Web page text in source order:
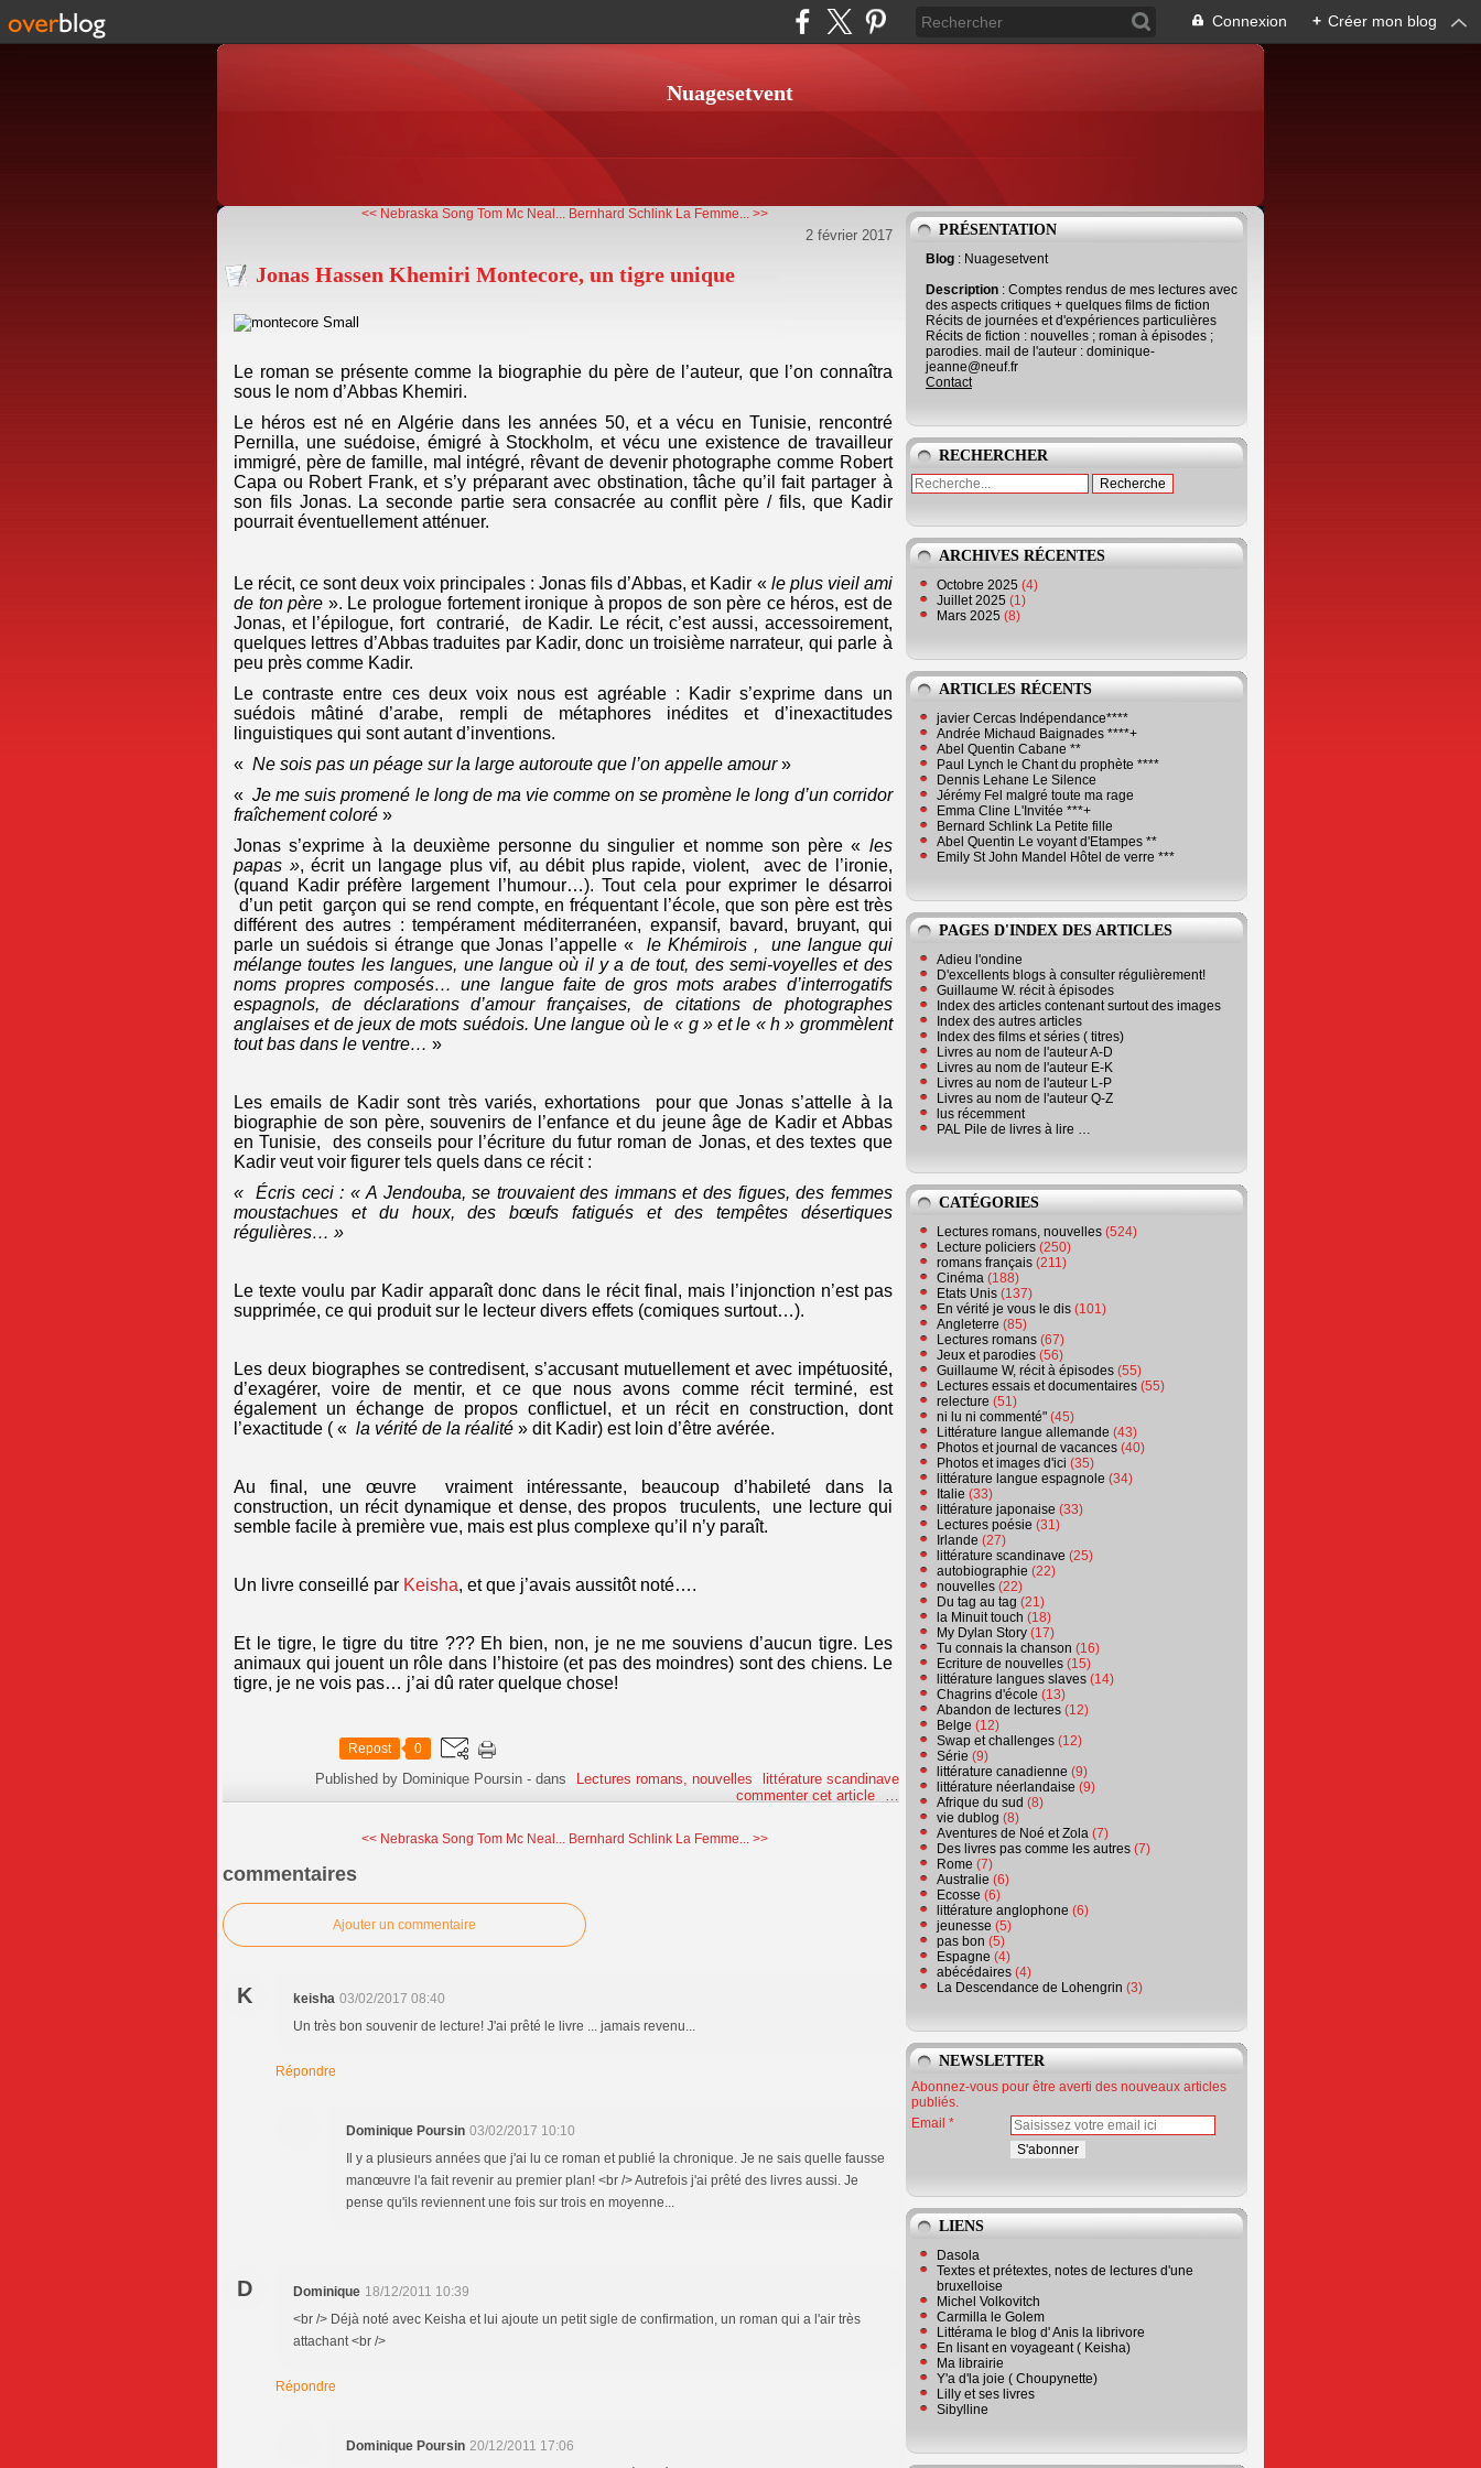
Connexion + Créer mon blog
Nuagesetvent
<< Nebraska Song Tom Mc Neal... Bernhard Schlink La Femme... >>
2 février 2017
Jonas Hassen Khemiri Montecore, un tigre unique
Le roman se présente comme la biographie du père de l’auteur, que l’on connaîtra
sous le nom d’Abbas Khemiri.
Le héros est né en Algérie dans les années 50, et a vécu en Tunisie, rencontré
Pernilla, une suédoise, émigré à Stockholm, et vécu une existence de travailleur
immigré, père de famille, mal intégré, rêvant de devenir photographe comme Robert
Capa ou Robert Frank, et s’y préparant avec obstination, tâche qu’il fait partager à
son fils Jonas. La seconde partie sera consacrée au conflit père / fils, que Kadir
pourrait éventuellement atténuer.
Le récit, ce sont deux voix principales : Jonas fils d’Abbas, et Kadir « le plus vieil ami
de ton père ». Le prologue fortement ironique à propos de son père ce héros, est de
Jonas, et l’épilogue, fort contrarié, de Kadir. Le récit, c’est aussi, accessoirement,
quelques lettres d’Abbas traduites par Kadir, donc un troisième narrateur, qui parle à
peu près comme Kadir.
Le contraste entre ces deux voix nous est agréable : Kadir s’exprime dans un
suédois mâtiné d’arabe, rempli de métaphores inédites et d’inexactitudes
linguistiques qui sont autant d’inventions.
« Ne sois pas un péage sur la large autoroute que l’on appelle amour»
«Je me suis promené le long de ma vie comme on se promène le long d’un corridor
fraîchement coloré »
Jonas s’exprime à la deuxième personne du singulier et nomme son père « les
papas », écrit un langage plus vif, au débit plus rapide, violent, avec de l’ironie,
(quand Kadir préfère largement l’humour…). Tout cela pour exprimer le désarroi
d’un petit garçon qui se rend compte, en fréquentant l’école, que son père est très
différent des autres : tempérament méditerranéen, expansif, bavard, bruyant, qui
parle un suédois si étrange que Jonas l’appelle «le Khémirois , une langue qui
mélange toutes les langues, une langue où il y a de tout, des semi-voyelles et des
noms propres composés… une langue faite de gros mots arabes d’interrogatifs
espagnols, de déclarations d’amour françaises, de citations de photographes
anglaises et de jeux de mots suédois. Une langue où le « g » et le « h » grommèlent
tout bas dans le ventre… »
Les emails de Kadir sont très variés, exhortations pour que Jonas s’attelle à la
biographie de son père, souvenirs de l’enfance et du jeune âge de Kadir et Abbas
en Tunisie, des conseils pour l’écriture du futur roman de Jonas, et des textes que
Kadir veut voir figurer tels quels dans ce récit :
« Écris ceci : « A Jendouba, se trouvaient des immans et des figues, des femmes
moustachues et du houx, des bœufs fatigués et des tempêtes désertiques
régulières… »
Le texte voulu par Kadir apparaît donc dans le récit final, mais l’injonction n’est pas
supprimée, ce qui produit sur le lecteur divers effets (comiques surtout…).
Les deux biographes se contredisent, s’accusant mutuellement et avec impétuosité,
d’exagérer, voire de mentir, et ce que nous avons comme récit terminé, est
également un échange de propos conflictuel, et un récit en construction, dont
l’exactitude ( « la vérité de la réalité » dit Kadir) est loin d’être avérée.
Au final, une œuvre vraiment intéressante, beaucoup d’habileté dans la
construction, un récit dynamique et dense, des propos truculents, une lecture qui
semble facile à première vue, mais est plus complexe qu’il n’y paraît.
Un livre conseillé par Keisha, et que j’avais aussitôt noté….
Et le tigre, le tigre du titre ??? Eh bien, non, je ne me souviens d’aucun tigre. Les
animaux qui jouent un rôle dans l’histoire (et pas des moindres) sont des chiens. Le
tigre, je ne vois pas… j’ai dû rater quelque chose!
Repost 0
Published by Dominique Poursin -dans Lectures romans, nouvelles
littérature scandinave
commenter cet article
…
<< Nebraska Song Tom Mc Neal... Bernhard Schlink La Femme... >>
commentaires
Ajouter un commentaire
K keisha 03/02/2017 08:40
Un très bon souvenir de lecture! J'ai prêté le livre ... jamais revenu...
Répondre
Dominique Poursin 03/02/2017 10:10
Il y a plusieurs années que j'ai lu ce roman et publié la chronique. Je ne sais quelle fausse
manœuvre l'a fait revenir au premier plan! <br /> Autrefois j'ai prêté des livres aussi. Je
pense qu'ils reviennent une fois sur trois en moyenne...
D Dominique 18/12/2011 10:39
<br /> Déjà noté avec Keisha et lui ajoute un petit sigle de confirmation, un roman qui a l'air très
attachant <br />
Répondre
Dominique Poursin 20/12/2011 17:06
PRÉSENTATION
Blog : Nuagesetvent
Description : Comptes rendus de mes lectures avec
des aspects critiques + quelques films de fiction
Récits de journées et d'expériences particulières
Récits de fiction : nouvelles ; roman à épisodes ;
parodies. mail de l'auteur : dominique-
jeanne@neuf.fr
Contact
RECHERCHER
ARCHIVES RÉCENTES
Octobre 2025 (4)
Juillet 2025 (1)
Mars 2025 (8)
ARTICLES RÉCENTS
javier Cercas Indépendance****
Andrée Michaud Baignades ****+
Abel Quentin Cabane **
Paul Lynch le Chant du prophète ****
Dennis Lehane Le Silence
Jérémy Fel malgré toute ma rage
Emma Cline L'Invitée ***+
Bernard Schlink La Petite fille
Abel Quentin Le voyant d'Etampes **
Emily St John Mandel Hôtel de verre ***
PAGES D'INDEX DES ARTICLES
Adieu l'ondine
D'excellents blogs à consulter régulièrement!
Guillaume W. récit à épisodes
Index des articles contenant surtout des images
Index des autres articles
Index des films et séries ( titres)
Livres au nom de l'auteur A-D
Livres au nom de l'auteur E-K
Livres au nom de l'auteur L-P
Livres au nom de l'auteur Q-Z
lus récemment
PAL Pile de livres à lire …
CATÉGORIES
Lectures romans, nouvelles (524)
Lecture policiers (250)
romans français (211)
Cinéma (188)
Etats Unis (137)
En vérité je vous le dis (101)
Angleterre (85)
Lectures romans (67)
Jeux et parodies (56)
Guillaume W, récit à épisodes (55)
Lectures essais et documentaires (55)
relecture (51)
ni lu ni commenté" (45)
Littérature langue allemande (43)
Photos et journal de vacances (40)
Photos et images d'ici (35)
littérature langue espagnole (34)
Italie (33)
littérature japonaise (33)
Lectures poésie (31)
Irlande (27)
littérature scandinave (25)
autobiographie (22)
nouvelles (22)
Du tag au tag (21)
la Minuit touch (18)
My Dylan Story (17)
Tu connais la chanson (16)
Ecriture de nouvelles (15)
littérature langues slaves (14)
Chagrins d'école (13)
Abandon de lectures (12)
Belge (12)
Swap et challenges (12)
Série (9)
littérature canadienne (9)
littérature néerlandaise (9)
Afrique du sud (8)
vie dublog (8)
Aventures de Noé et Zola (7)
Des livres pas comme les autres (7)
Rome (7)
Australie (6)
Ecosse (6)
littérature anglophone (6)
jeunesse (5)
pas bon (5)
Espagne (4)
abécédaires (4)
La Descendance de Lohengrin (3)
NEWSLETTER
Abonnez-vous pour être averti des nouveaux articles
publiés.
Email
LIENS
Dasola
Textes et prétextes, notes de lectures d'une
bruxelloise
Michel Volkovitch
Carmilla le Golem
Littérama le blog d' Anis la librivore
En lisant en voyageant ( Keisha)
Ma librairie
Y'a d'la joie ( Choupynette)
Lilly et ses livres
Sibylline